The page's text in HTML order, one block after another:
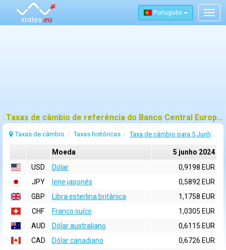
Português
Taxas de câmbio de referência do Banco Central Europeu (BCE) para 5 junho 2024
Taxas de câmbio Taxas históricas Taxa de câmbio para 5 Junho 2024
Moeda
5 junho 2024
USD
Dólar
0,9198 EUR
JPY
Iene japonês
0,5892 EUR
GBP
Libra esterlina britânica
1,1758 EUR
CHF
Franco suíço
1,0305 EUR
AUD
Dólar australiano
0,6115 EUR
CAD
Dólar canadiano
0,6726 EUR